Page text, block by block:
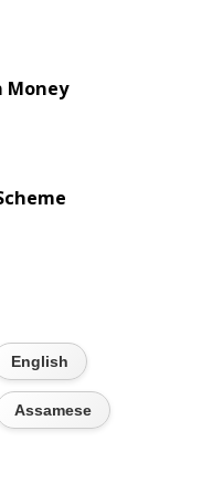
Money
English
Assamese